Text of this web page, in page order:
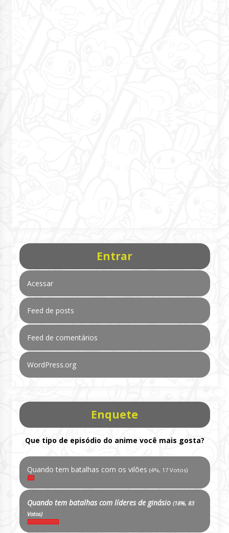
Entrar
Acessar
Feed de posts
Feed de comentários
WordPress.org
Enquete
Que tipo de episódio do anime você mais gosta?
Quando tem batalhas com os vilões (4%, 17 Votos)
Quando tem batalhas com líderes de ginásio (18%, 83
Votos)